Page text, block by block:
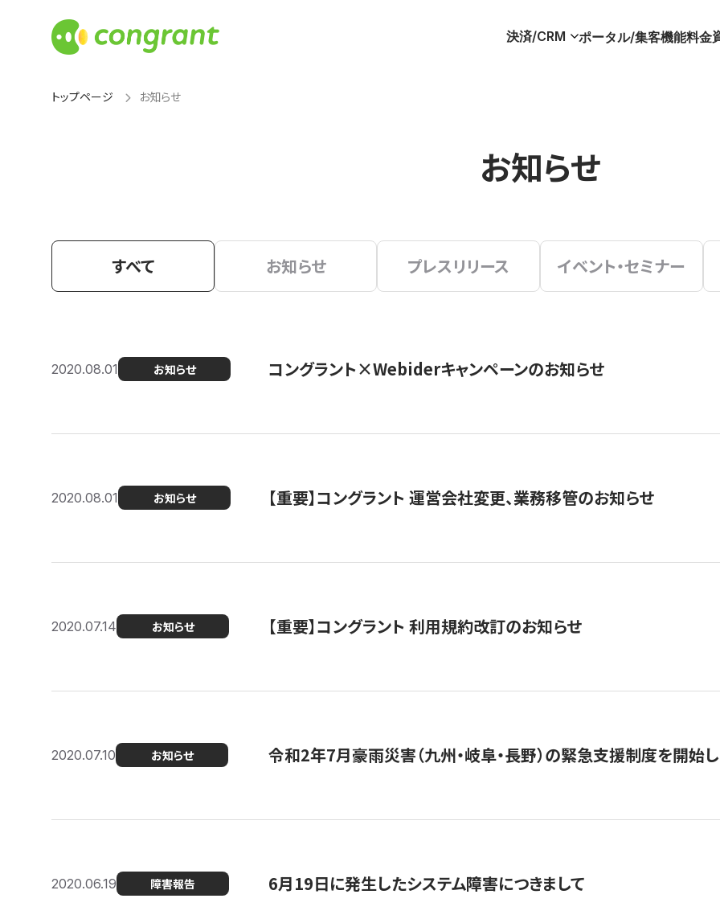
決済/CRM ポータル/集客機能料金
トップページ お知らせ
お知らせ
すべて お知らせ プレスリリース イベント・セミナー
2020.08.01 お知らせ コングラント×Webiderキャンペーンのお知らせ
2020.08.01 お知らせ 【重要】コングラント 運営会社変更、業務移管のお知らせ
2020.07.14 お知らせ 【重要】コングラント 利用規約改訂のお知らせ
2020.07.10 お知らせ 令和2年7月豪雨災害（九州・岐阜・長野）の緊急支援制度を開始
2020.06.19 障害報告 6月19日に発生したシステム障害につきまして